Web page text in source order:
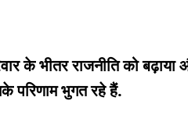
के भीतर राजनीति को बढ़ाया
परिणाम भुगत रहे हैं.